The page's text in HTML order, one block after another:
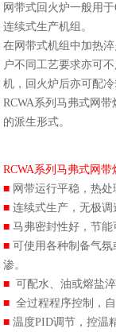
网带式回火炉一般用
连续式生产机组。
在网带式机组中加热
户不同工艺要求亦可
机，回火炉后亦可配冷
RCWA系列马弗式网
的派生形式。
RCWA系列马弗式网带
■ 网带运行平稳，热处
■连续式生产，无极调
■马弗密封性好，节能
■可使用各种制备气
渗。
■ 可配水、油或熔盐
■ 全过程程序控制，自
■温度PID调节，控温